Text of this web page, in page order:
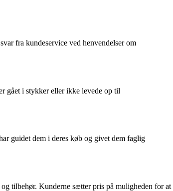
fra kundeservice ved henvendelser om
gået i stykker eller ikke levede op til
guidet dem i deres køb og givet dem faglig
tilbehør. Kunderne sætter pris på muligheden for at